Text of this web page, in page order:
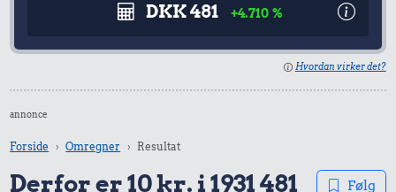
DKK 481 +4.710 %
Hvordan virker det?
annonce
Forside Omregner Resultat
Derfor er 10 kr. i 1931 481
Følg